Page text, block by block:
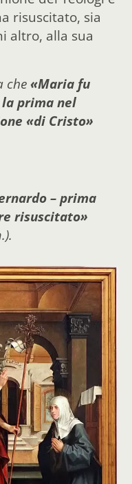
risuscitato, sia
altro, alla sua
che «Maria fu
prima nel
«di Cristo»
– prima
risuscitato»